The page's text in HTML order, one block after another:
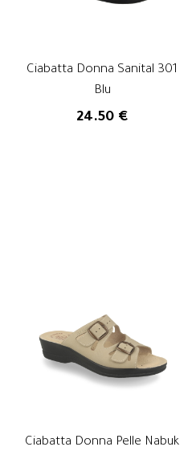
Ciabatta Donna Sanital 301
Blu
24.50 €
Ciabatta Donna Pelle Nabuk